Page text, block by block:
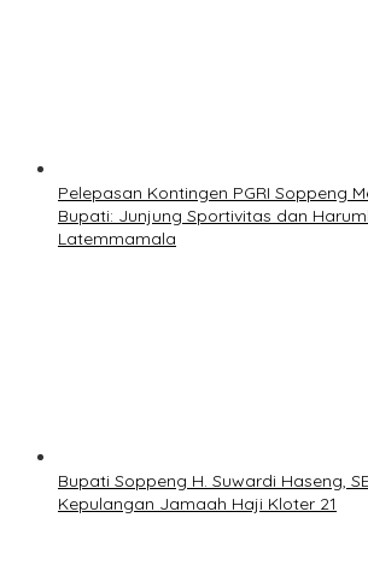
Pelepasan Kontingen PGRI Soppeng
Bupati: Junjung Sportivitas dan
Latemmamala
Bupati Soppeng H. Suwardi Haseng,
Kepulangan Jamaah Haji Kloter 21